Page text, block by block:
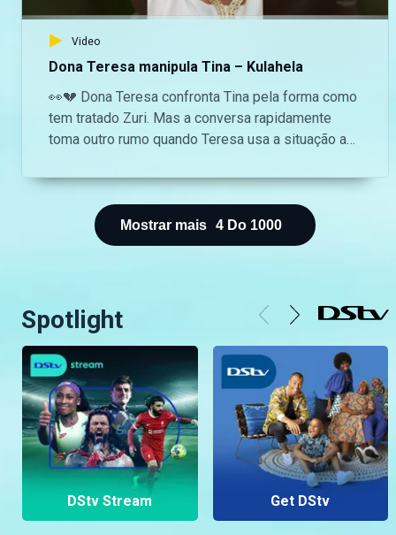
Video
Dona Teresa manipula Tina – Kulahela
👀💔 Dona Teresa confronta Tina pela forma como
tem tratado Zuri. Mas a conversa rapidamente
toma outro rumo quando Teresa usa a situação a
olhos e ouvidos. Será que Tina vai cair na
manipulação?
Mostrar mais 4 Do 1000
Spotlight
DStv Stream Get DStv